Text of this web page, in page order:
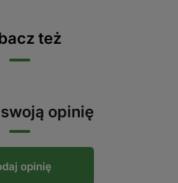
też
opinię
opinię